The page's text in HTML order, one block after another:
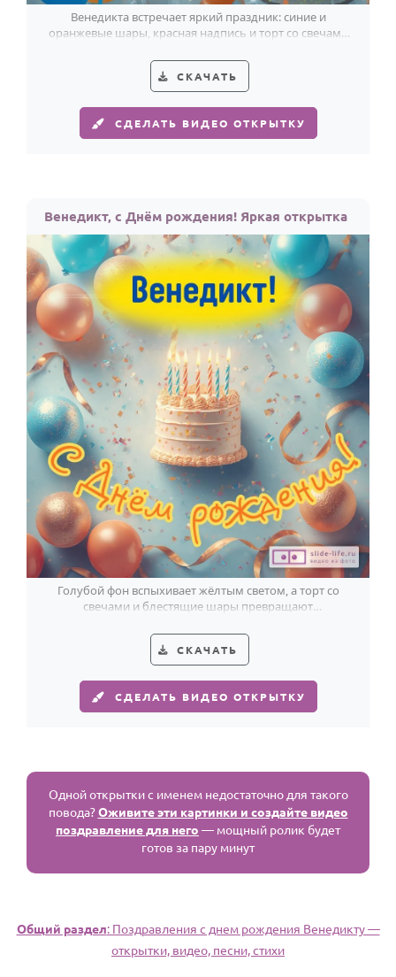
Венедикта встречает яркий праздник: синие и
оранжевые шары, красная надпись и торт со свечами
СКАЧАТЬ
СДЕЛАТЬ ВИДЕО ОТКРЫТКУ
Венедикт, с Днём рождения! Яркая открытка
Голубой фон вспыхивает жёлтым светом, а торт со
свечами и блестящие шары превращают
СКАЧАТЬ
СДЕЛАТЬ ВИДЕО ОТКРЫТКУ
Одной открытки с именем недостаточно для такого
повода?Оживите эти картинки и создайте видео
поздравление для него — мощный ролик будет
готов за пару минут
Общий раздел: Поздравления с днем рождения Венедикту —
открытки, видео, песни, стихи